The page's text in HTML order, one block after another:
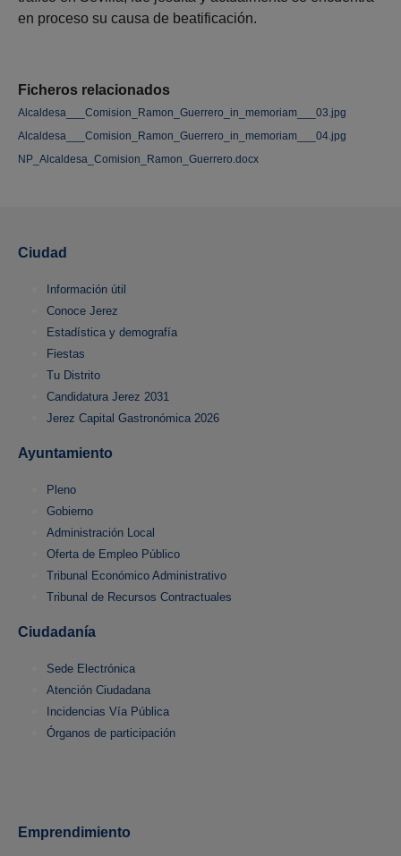
Ficheros relacionados
Alcaldesa___Comision_Ramon_Guerrero_in_memoriam___03.jpg
Alcaldesa___Comision_Ramon_Guerrero_in_memoriam___04.jpg
NP_Alcaldesa_Comision_Ramon_Guerrero.docx
en proceso su causa de beatificación.
Ciudad
Información útil
Conoce Jerez
Estadística y demografía
Fiestas
Tu Distrito
Candidatura Jerez 2031
Jerez Capital Gastronómica 2026
Ayuntamiento
Pleno
Gobierno
Administración Local
Oferta de Empleo Público
Tribunal Económico Administrativo
Tribunal de Recursos Contractuales
Ciudadanía
Sede Electrónica
Atención Ciudadana
Incidencias Vía Pública
Órganos de participación
Emprendimiento